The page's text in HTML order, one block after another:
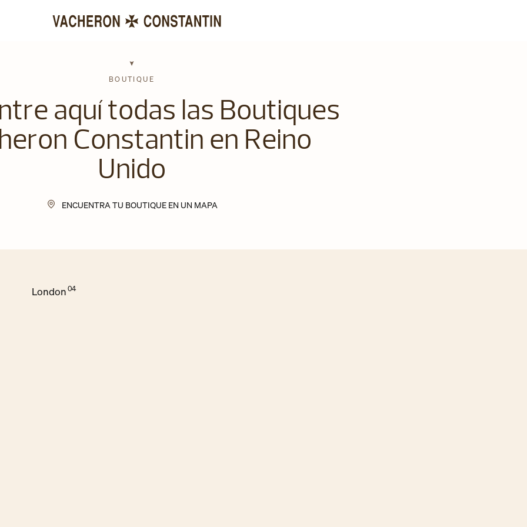
BOUTIQUE
aquí todas las Boutiques
Constantin en Reino
Unido
ENCUENTRA TU BOUTIQUE EN UN MAPA
London